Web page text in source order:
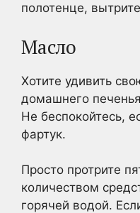
полотенце,
Масло
Хотите удивить
домашнего
Не беспокойтесь,
фартук.
Просто протрите
количеством
горячей водой.